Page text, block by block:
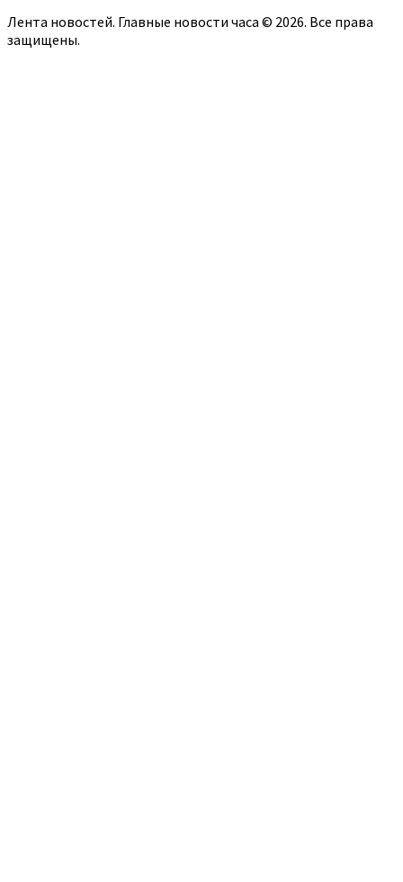
Лента новостей. Главные новости часа © 2026. Все права
защищены.